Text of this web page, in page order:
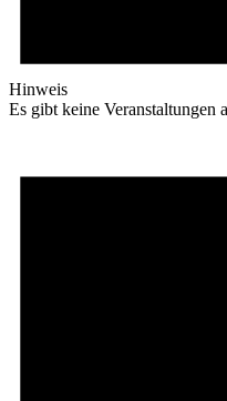
Hinweis
Es gibt keine Veranstaltungen